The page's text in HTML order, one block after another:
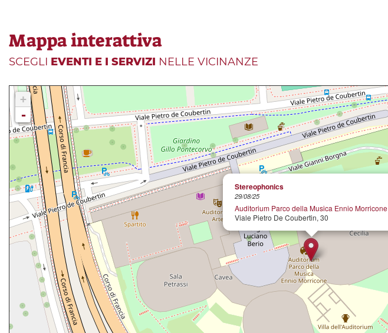
Mappa interattiva
SCEGLI EVENTI E I SERVIZI NELLE VICINANZE
Stereophonics
29/08/25
Auditorium Parco della Musica Ennio Morricone
Viale Pietro De Coubertin, 30
+
-